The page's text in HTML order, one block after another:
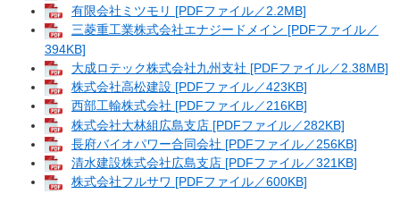
有限会社ミツモリ [PDFファイル／2.2MB]
三菱重工業株式会社エナジードメイン [PDFファイル／
394KB]
大成ロテック株式会社九州支社 [PDFファイル／2.38MB]
株式会社高松建設 [PDFファイル／423KB]
西部工輸株式会社 [PDFファイル／216KB]
株式会社大林組広島支店 [PDFファイル／282KB]
長府バイオパワー合同会社 [PDFファイル／256KB]
清水建設株式会社広島支店 [PDFファイル／321KB]
株式会社フルサワ [PDFファイル／600KB]